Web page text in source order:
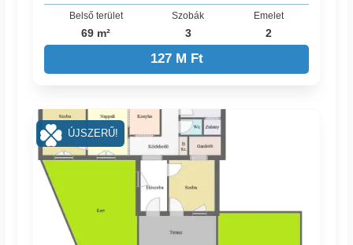
Belső terület
69 m²
Szobák
3
Emelet
2
127 M Ft
ÚJSZERŰ!